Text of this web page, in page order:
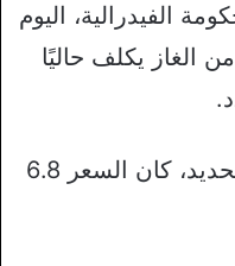
الحكومة الفيدرالية، اليوم
الغاز يكلف حاليًا
مشيرين إلى أنه قبل عام بالتحديد، كان السعر 6.8